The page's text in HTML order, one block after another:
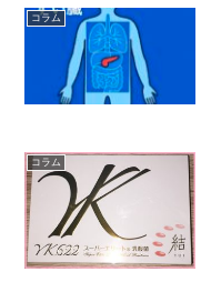
コラム
コラム